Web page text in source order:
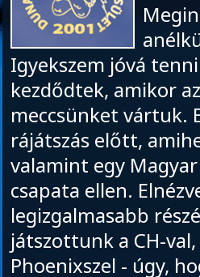
Igyekszem jóvá
kezdődtek, amikor
meccsünket vártuk.
rájátszás előtt,
valamint egy
csapata ellen.
legizgalmasabb
játszottunk a CH-
Phoenixszel - úgy,